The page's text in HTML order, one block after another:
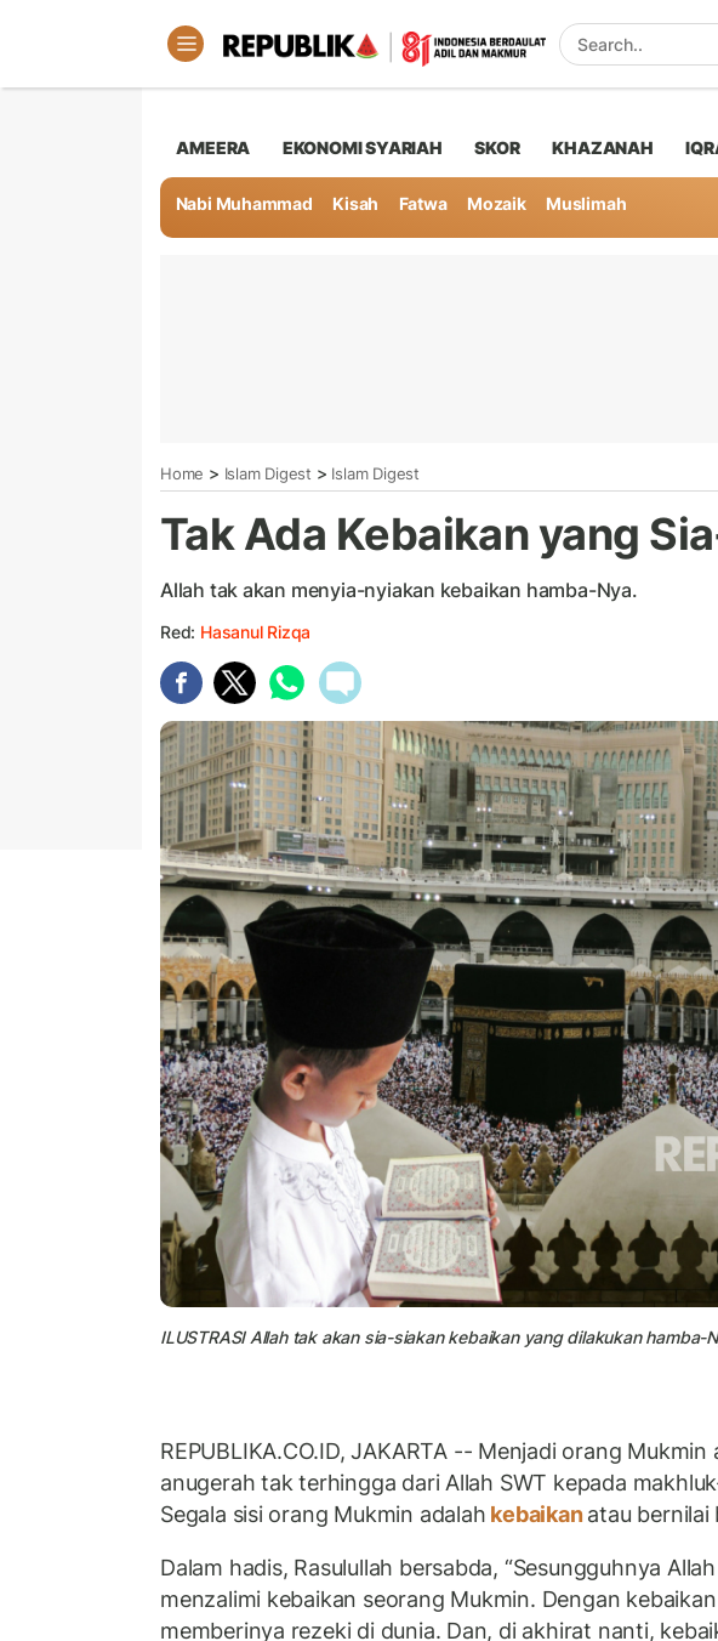
AMEERA EKONOMI SYARIAH SKOR KHAZANAH
Nabi Muhammad Kisah Fatwa Mozaik Muslimah
Home > Islam Digest > Islam Digest
Tak Ada Kebaikan yang
Allah tak akan menyia-nyiakan kebaikan hamba-Nya.
Red: Hasanul Rizqa
ILUSTRASI Allah tak akan sia-siakan kebaikan yang dilakukan hamba-
REPUBLIKA.CO.ID, JAKARTA -- Menjadi orang Mukmin
anugerah tak terhingga dari Allah SWT kepada
Segala sisi orang Mukmin adalah kebaikanatau bernilai
Dalam hadis, Rasulullah bersabda, “Sesungguhnya
menzalimi kebaikan seorang Mukmin. Dengan
memberinya rezeki di dunia. Dan, di akhirat nanti,